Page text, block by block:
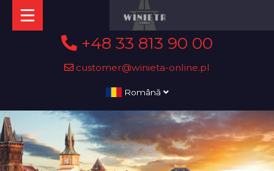
+48 33 813 90 00
customer@winieta-online.pl
Română